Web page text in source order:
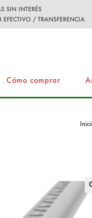
SIN INTERÉS
/ TRANSFERENCIA
Cómo comprar